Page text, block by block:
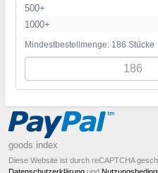
500+
1000+
Mindestbestellmenge: 186 Stücke
goods index
Diese Website ist durch reCAPTCHA